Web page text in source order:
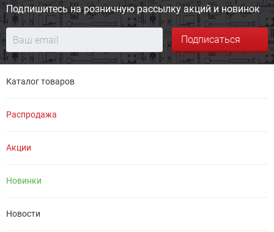
Подпишитесь на розничную рассылку акций и новинок
Подписаться
Каталог товаров
Распродажа
Акции
Новинки
Новости